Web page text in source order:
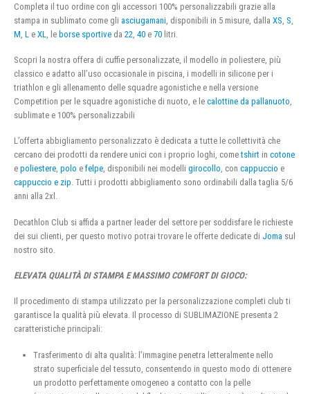
Completa il tuo ordine con gli accessori 100% personalizzabili grazie alla
stampa in sublimato come gli asciugamani , disponibili in 5 misure, dalla XS S
M L e XL , le borse sportive da 22 40 e 70 litri.
Scopri la nostra offera di cuffie personalizzate, il modello in poliestere, più
classico e adatto all’uso occasionale in piscina, i modelli in silicone per i
triathlon e gli allenamento delle squadre agonistiche e nella versione
Competition per le squadre agonistiche di nuoto, e le calottine da pallanuoto,
sublimate e 100% personalizzabili
L’offerta abbigliamento personalizzato è dedicata a tutte le collettività che
cercano dei prodotti da rendere unici con i proprio loghi, cometshirt in cotone
e poliestere, polo e felpe, disponibili nei modelli girocollo, con cappuccio e
cappuccio e zip. Tutti i prodotti abbigliamento sono ordinabili dalla taglia 5/6
anni alla 2xl.
Decathlon Club si affida a partner leader del settore per soddisfare le richieste
dei sui clienti, per questo motivo potrai trovare le offerte dedicate di Joma sul
nostro sito.
ELEVATA QUALITÀ DI STAMPA E MASSIMO COMFORT DI GIOCO:
Il procedimento di stampa utilizzato per la personalizzazione completi club ti
garantisce la qualità più elevata. Il processo di SUBLIMAZIONE presenta 2
caratteristiche principali:
Trasferimento di alta qualità: l’immagine penetra letteralmente nello
strato superficiale del tessuto, consentendo in questo modo di ottenere
un prodotto perfettamente omogeneo a contatto con la pelle